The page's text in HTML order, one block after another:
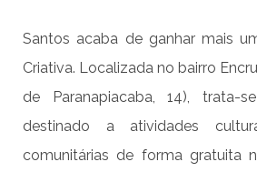
Santos acaba de ganhar mais
Criativa. Localizada no bairro
de Paranapiacaba, 14), trata-
destinado a atividades
comunitárias de forma gratuita